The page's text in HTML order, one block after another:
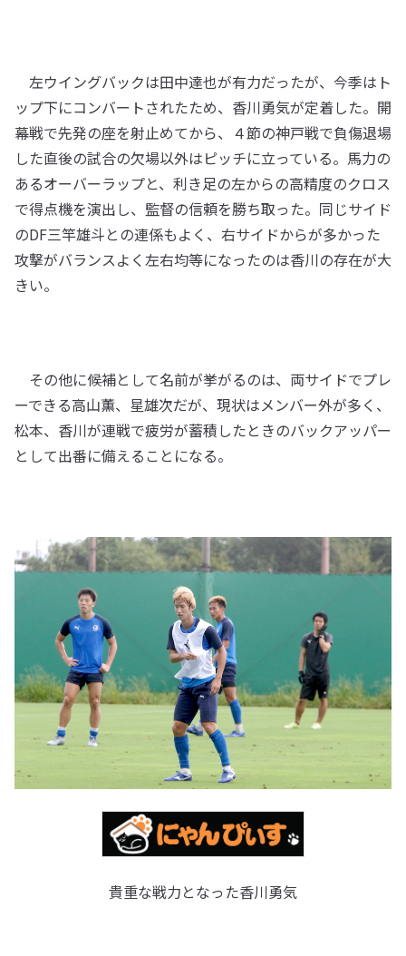
左ウイングバックは田中達也が有力だったが、今季はト
ップ下にコンバートされたため、香川勇気が定着した。開
幕戦で先発の座を射止めてから、４節の神戸戦で負傷退場
した直後の試合の欠場以外はピッチに立っている。馬力の
あるオーバーラップと、利き足の左からの高精度のクロス
で得点機を演出し、監督の信頼を勝ち取った。同じサイド
のDF三竿雄斗との連係もよく、右サイドからが多かった
攻撃がバランスよく左右均等になったのは香川の存在が大
きい。
その他に候補として名前が挙がるのは、両サイドでプレ
ーできる高山薫、星雄次だが、現状はメンバー外が多く、
松本、香川が連戦で疲労が蓄積したときのバックアッパー
として出番に備えることになる。
貴重な戦力となった香川勇気